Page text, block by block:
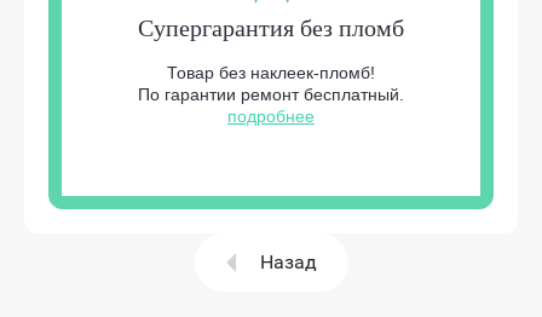
Супергарантия без пломб
Товар без наклеек-пломб!
По гарантии ремонт бесплатный.
подробнее
Назад